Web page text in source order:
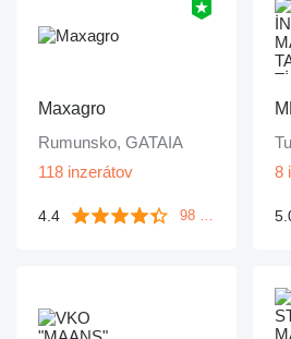
Maxagro
Rumunsko, GATAIA
118 inzerátov
4.4 98 recenzií
8